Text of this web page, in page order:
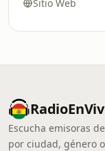
Sitio Web
Escucha emisoras
por ciudad, género